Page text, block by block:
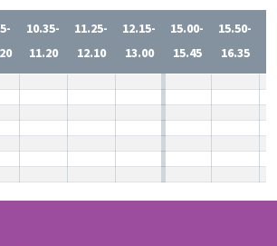
10.35-
11.20
11.25-
12.10
12.15-
13.00
15.00-
15.45
15.50-
16.35